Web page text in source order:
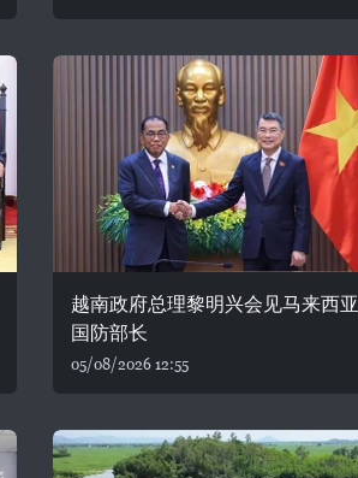
越南政府总理黎明兴会见马来西亚
国防部长
05/08/2026 12:55